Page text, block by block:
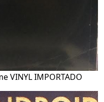
VINYL IMPORTADO